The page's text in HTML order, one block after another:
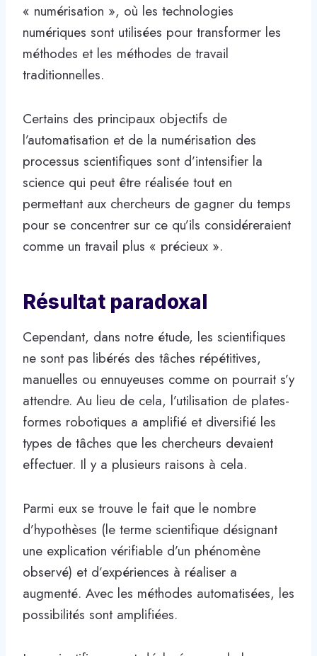
« numérisation », où les technologies
numériques sont utilisées pour transformer les
méthodes et les méthodes de travail
traditionnelles.
Certains des principaux objectifs de
l’automatisation et de la numérisation des
processus scientifiques sont d’intensifier la
science qui peut être réalisée tout en
permettant aux chercheurs de gagner du temps
pour se concentrer sur ce qu’ils considéreraient
comme un travail plus « précieux ».
Résultat paradoxal
Cependant, dans notre étude, les scientifiques
ne sont pas libérés des tâches répétitives,
manuelles ou ennuyeuses comme on pourrait s’y
attendre. Au lieu de cela, l’utilisation de plates-
formes robotiques a amplifié et diversifié les
types de tâches que les chercheurs devaient
effectuer. Il y a plusieurs raisons à cela.
Parmi eux se trouve le fait que le nombre
d’hypothèses (le terme scientifique désignant
une explication vérifiable d’un phénomène
observé) et d’expériences à réaliser a
augmenté. Avec les méthodes automatisées, les
possibilités sont amplifiées.